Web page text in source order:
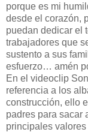
porque es mi
desde el corazón,
puedan dedicar el
trabajadores que
sustento a sus
esfuerzo… amén
En el videoclip
referencia a los
construcción, ello
padres para sacar
principales